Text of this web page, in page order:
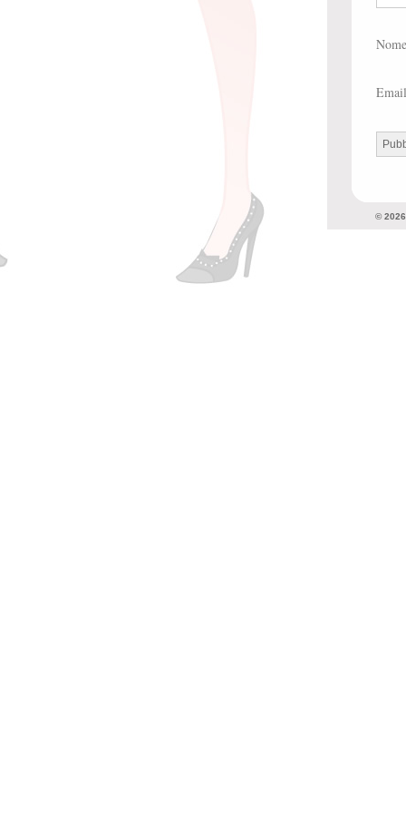
Nome
Email
©